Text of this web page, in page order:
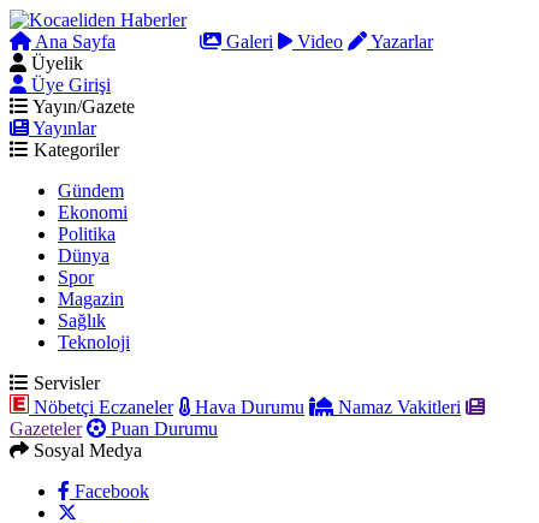
Ana Sayfa Galeri Video
Yazarlar
Üyelik
Üye Girişi
Yayın/Gazete
Yayınlar
Kategoriler
Gündem
Ekonomi
Politika
Dünya
Spor
Magazin
Sağlık
Teknoloji
Servisler
Nöbetçi Eczaneler
Hava Durumu
Namaz Vakitleri
Gazeteler
Puan Durumu
Sosyal Medya
Facebook